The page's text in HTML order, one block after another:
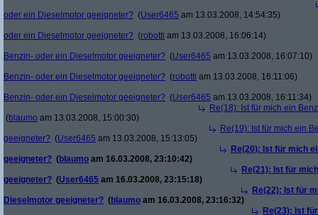
oder ein Dieselmotor geeigneter? (User6465 am 13.03.2008, 14:54:35)
oder ein Dieselmotor geeigneter? (robotti am 13.03.2008, 16:06:14)
Benzin- oder ein Dieselmotor geeigneter? (User6465 am 13.03.2008, 16:07:10)
Benzin- oder ein Dieselmotor geeigneter? (robotti am 13.03.2008, 16:11:06)
Benzin- oder ein Dieselmotor geeigneter? (User6465 am 13.03.2008, 16:11:34)
Re(18): Ist für mich ein
(blaumo am 13.03.2008, 15:00:30)
Re(19): Ist für mich ein
geeigneter? (User6465 am 13.03.2008, 15:13:05)
Re(20): Ist für mich
geeigneter? (blaumo am 16.03.2008, 23:10:42)
Re(21): Ist für
geeigneter? (User6465 am 16.03.2008, 23:15:18)
Re(22): Ist für
Dieselmotor geeigneter? (blaumo am 16.03.2008, 23:16:32)
Re(23): Ist